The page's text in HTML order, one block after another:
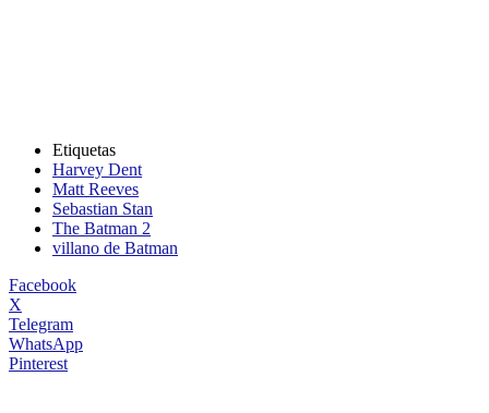
Etiquetas
Harvey Dent
Matt Reeves
Sebastian Stan
The Batman 2
villano de Batman
Facebook
X
Telegram
WhatsApp
Pinterest